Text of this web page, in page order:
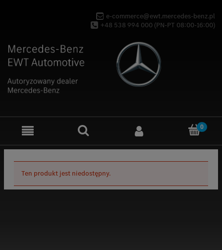
e-commerce@ewt.mercedes-benz.pl
+48 538 994 000 (PN-PT 08:00-16:00)
Ten produkt jest niedostępny.